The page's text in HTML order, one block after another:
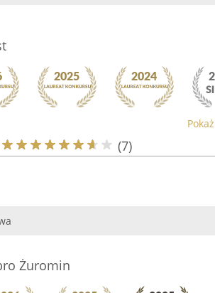
(7)
Żuromin